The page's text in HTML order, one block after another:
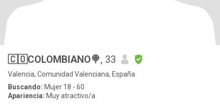
🇨🇴COLOMBIANO🍭, 33
Valencia, Comunidad Valenciana, España
Buscando: Mujer 18 - 60
Apariencia: Muy atractivo/a